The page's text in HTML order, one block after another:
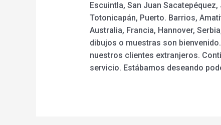
Escuintla, San Juan
Totonicapán, Puerto. Barrios,
Australia, Francia, Hannover,
dibujos o muestras son
nuestros clientes extranjeros.
servicio. Estábamos deseando